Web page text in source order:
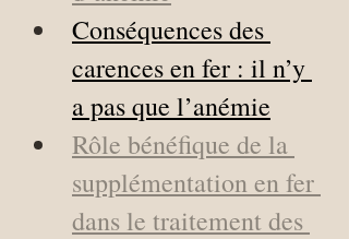
Conséquences des
carences en fer : il n’y
a pas que l’anémie
Rôle bénéfique de la
supplémentation en fer
dans le traitement des